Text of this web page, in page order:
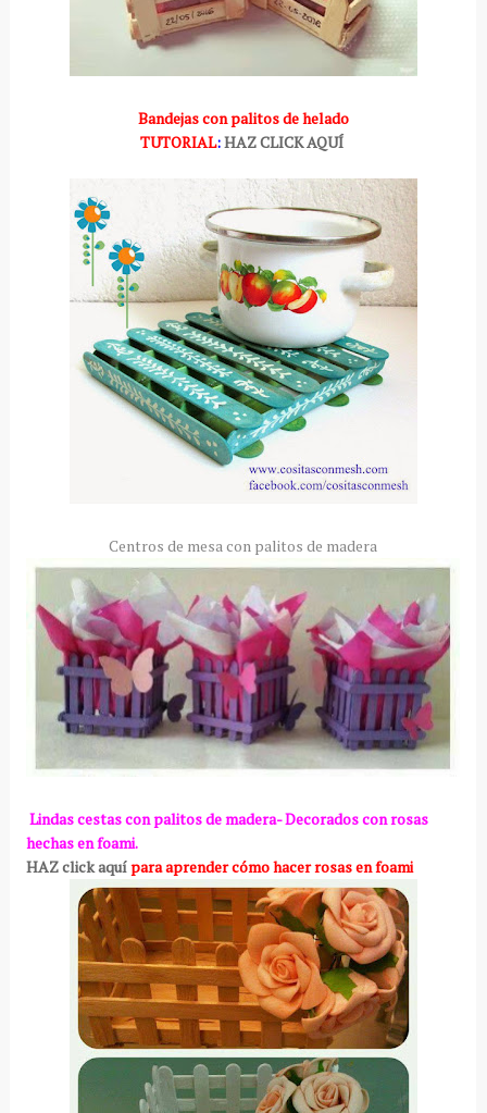
Bandejas con palitos de helado
TUTORIAL:HAZ CLICK AQUÍ
Centros de mesa con palitos de madera
Lindas cestas con palitos de madera- Decorados con rosas
hechas en foami.
HAZ click aquípara aprender cómo hacer rosas en foami